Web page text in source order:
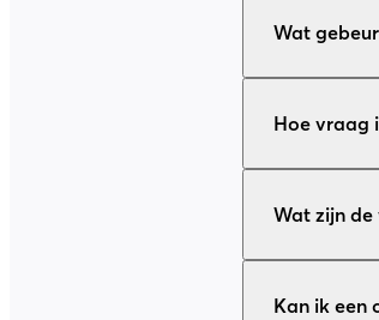
Wat
Hoe vraag
Wat zijn
Kan ik een